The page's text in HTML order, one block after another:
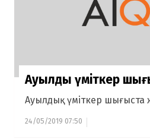
Ауылдық үміткер
Ауылдық үміткер шығыста
24/05/2019 07:50